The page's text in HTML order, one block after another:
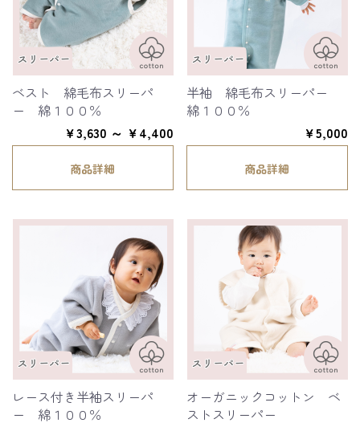
ベスト 綿毛布スリーパ
ー 綿１００％
￥3,630 ～ ￥4,400
商品詳細
半袖 綿毛布スリーパー
綿１００％
￥5,000
商品詳細
レース付き半袖スリーパ
ー 綿１００％
オーガニックコットン ベ
ストスリーパー